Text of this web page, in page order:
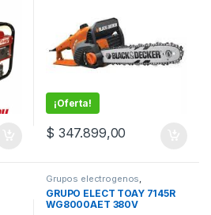
¡Oferta!
$ 347.899,00
Grupos electrogenos,
Herramientas
GRUPO ELECT TOAY 7145R
WG8000AET 380V